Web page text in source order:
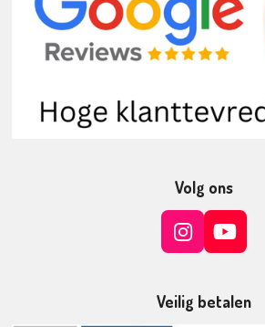
Volg ons
I
t
Y
T
Veilig betalen